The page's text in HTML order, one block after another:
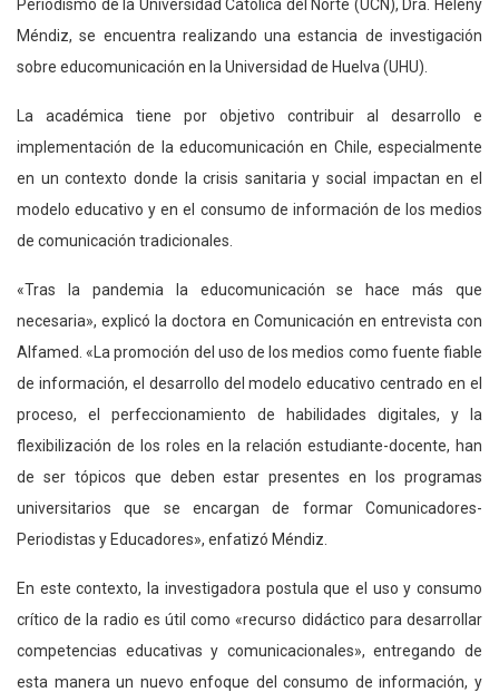
Periodismo de la Universidad Católica del Norte (UCN), Dra. Heleny
Méndiz, se encuentra realizando una estancia de investigación
sobre educomunicación en la Universidad de Huelva (UHU).
La académica tiene por objetivo contribuir al desarrollo e
implementación de la educomunicación en Chile, especialmente
en un contexto donde la crisis sanitaria y social impactan en el
modelo educativo y en el consumo de información de los medios
de comunicación tradicionales.
«Tras la pandemia la educomunicación se hace más que
necesaria», explicó la doctora en Comunicación en entrevista con
Alfamed. «La promoción del uso de los medios como fuente fiable
de información, el desarrollo del modelo educativo centrado en el
proceso, el perfeccionamiento de habilidades digitales, y la
flexibilización de los roles en la relación estudiante-docente, han
de ser tópicos que deben estar presentes en los programas
universitarios que se encargan de formar Comunicadores-
Periodistas y Educadores», enfatizó Méndiz.
En este contexto, la investigadora postula que el uso y consumo
crítico de la radio es útil como «recurso didáctico para desarrollar
competencias educativas y comunicacionales», entregando de
esta manera un nuevo enfoque del consumo de información, y